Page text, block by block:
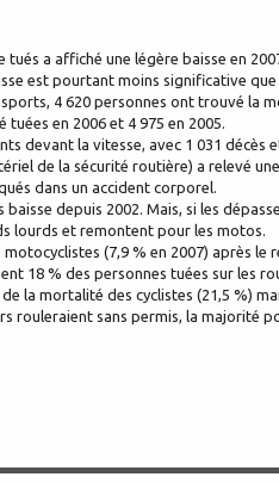
a affiché une légère baisse en
est pourtant moins significative que
4 620 personnes ont trouvé la
en 2006 et 4 975 en 2005.
devant la vitesse, avec 1 031
de la sécurité routière) a relevé
dans un accident corporel.
depuis 2002. Mais, si les
lourds et remontent pour les motos.
(7,9 % en 2007) après le
18 % des personnes tuées sur les
la mortalité des cyclistes (21,5 %)
rouleraient sans permis, la majorité